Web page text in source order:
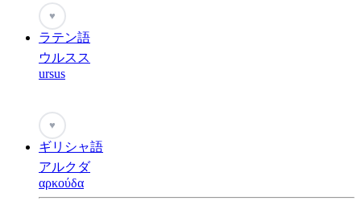
♥
ラテン語
ウルスス
ursus
♥
ギリシャ語
アルクダ
αρκούδα